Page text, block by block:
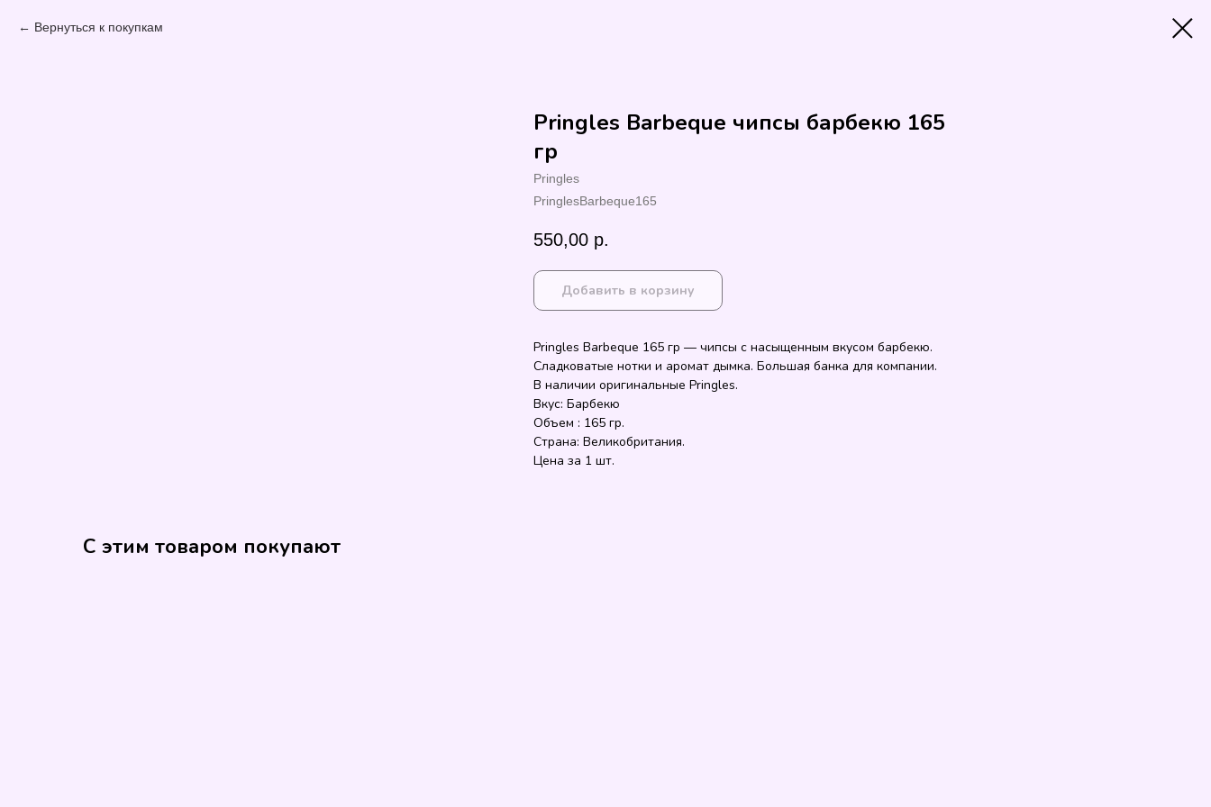
Вернуться к покупкам
Pringles Barbeque чипсы барбекю 165
гр
Pringles
PringlesBarbeque165
550,00 р.
Добавить в корзину
Pringles Barbeque 165 гр — чипсы с насыщенным вкусом барбекю.
Сладковатые нотки и аромат дымка. Большая банка для компании.
В наличии оригинальные Pringles.
Вкус: Барбекю
Объем : 165 гр.
Страна: Великобритания.
Цена за 1 шт.
С этим товаром покупают